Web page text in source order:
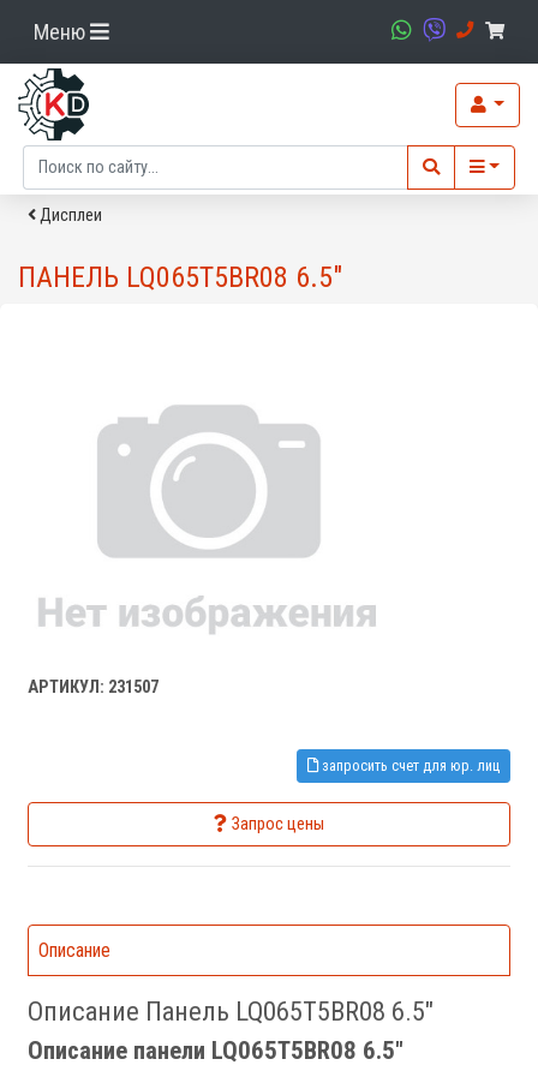
Меню
Дисплеи
ПАНЕЛЬ LQ065T5BR08 6.5"
АРТИКУЛ: 231507
запросить счет для юр. лиц
Запрос цены
Описание
Описание Панель LQ065T5BR08 6.5"
Описание панели LQ065T5BR08 6.5"